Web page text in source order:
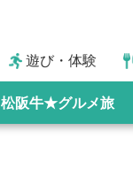
遊び・体験
松阪牛★グルメ旅